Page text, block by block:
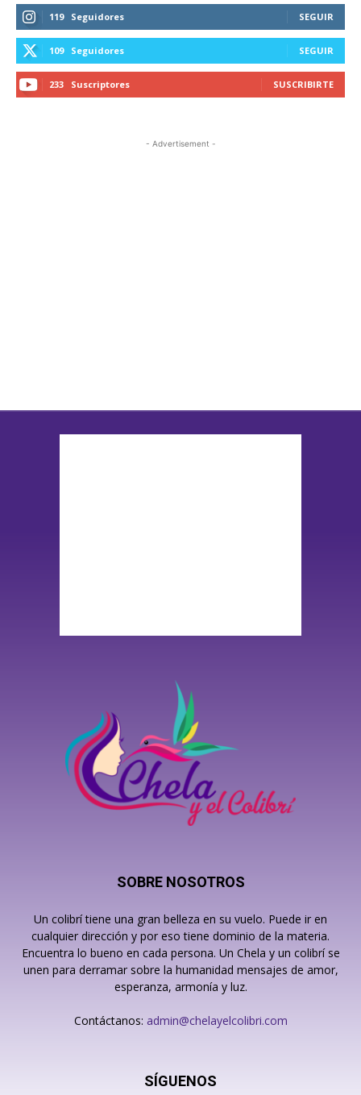
119 Seguidores SEGUIR
109 Seguidores SEGUIR
233 Suscriptores SUSCRIBIRTE
- Advertisement -
SOBRE NOSOTROS
Un colibrí tiene una gran belleza en su vuelo. Puede ir en
cualquier dirección y por eso tiene dominio de la materia.
Encuentra lo bueno en cada persona. Un Chela y un colibrí se
unen para derramar sobre la humanidad mensajes de amor,
esperanza, armonía y luz.
Contáctanos: admin@chelayelcolibri.com
SÍGUENOS